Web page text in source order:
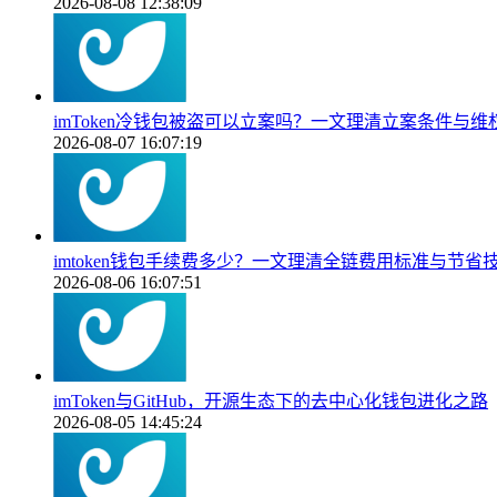
imToken冷钱包被盗可以立案吗？一文理清立案条件与维
2026-08-07 16:07:19
imtoken钱包手续费多少？一文理清全链费用标准与节省
2026-08-06 16:07:51
imToken与GitHub，开源生态下的去中心化钱包进化之路
2026-08-05 14:45:24